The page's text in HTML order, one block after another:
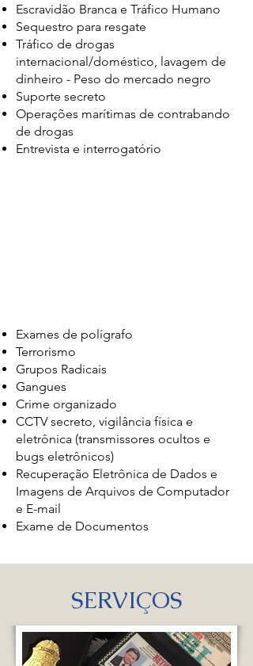
Escravidão Branca e Tráfico Humano
Sequestro para resgate
Tráfico de drogas
internacional/doméstico, lavagem de
dinheiro - Peso do mercado negro
Suporte secreto
Operações marítimas de contrabando
de drogas
Entrevista e interrogatório
Exames de polígrafo
Terrorismo
Grupos Radicais
Gangues
Crime organizado
CCTV secreto, vigilância física e
eletrônica (transmissores ocultos e
bugs eletrônicos)
Recuperação Eletrônica de Dados e
Imagens de Arquivos de Computador
e E-mail
Exame de Documentos
SERVIÇOS